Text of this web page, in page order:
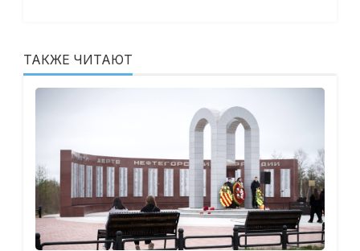
ТАКЖЕ ЧИТАЮТ